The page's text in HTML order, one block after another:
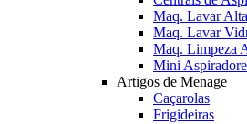
Maq. Lavar
Maq. Lavar
Maq. Limpeza
Mini
Artigos de Menage
Caçarolas
Frigideiras